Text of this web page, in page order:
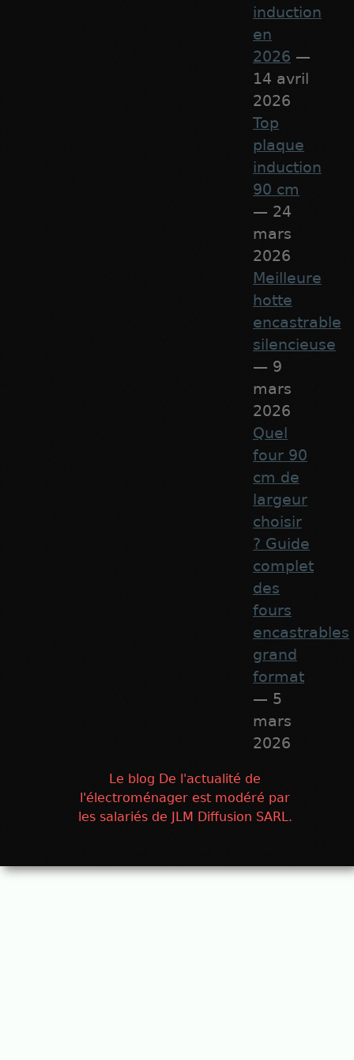
induction
en
2026 —
14 avril
2026
Top
plaque
induction
90 cm
— 24
mars
2026
Meilleure
hotte
encastrable
silencieuse
— 9
mars
2026
Quel
four 90
cm de
largeur
choisir
? Guide
complet
des
fours
encastrables
grand
format
— 5
mars
2026
Le blog De l'actualité de
l'électroménager est modéré par
les salariés de JLM Diffusion SARL.